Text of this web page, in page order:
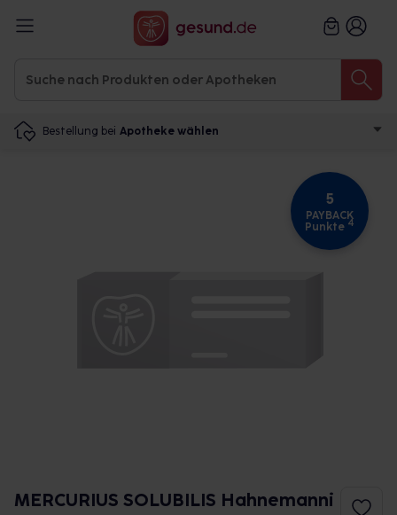
Bestellung bei Apotheke wählen
5
PAYBACK
Punkte 4
MERCURIUS SOLUBILIS Hahnemanni